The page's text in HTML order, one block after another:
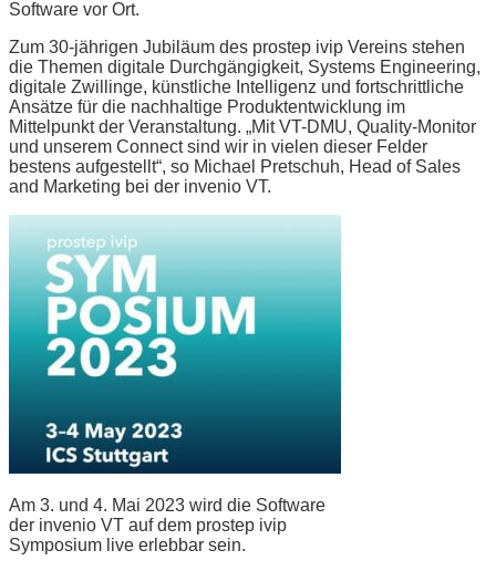
Software vor Ort.
Zum 30-jährigen Jubiläum des prostep ivip Vereins stehen
die Themen digitale Durchgängigkeit, Systems Engineering,
digitale Zwillinge, künstliche Intelligenz und fortschrittliche
Ansätze für die nachhaltige Produktentwicklung im
Mittelpunkt der Veranstaltung. „Mit VT-DMU, Quality-Monitor
und unserem Connect sind wir in vielen dieser Felder
bestens aufgestellt“, so Michael Pretschuh, Head of Sales
and Marketing bei der invenio VT.
Am 3. und 4. Mai 2023 wird die Software
der invenio VT auf dem prostep ivip
Symposium live erlebbar sein.